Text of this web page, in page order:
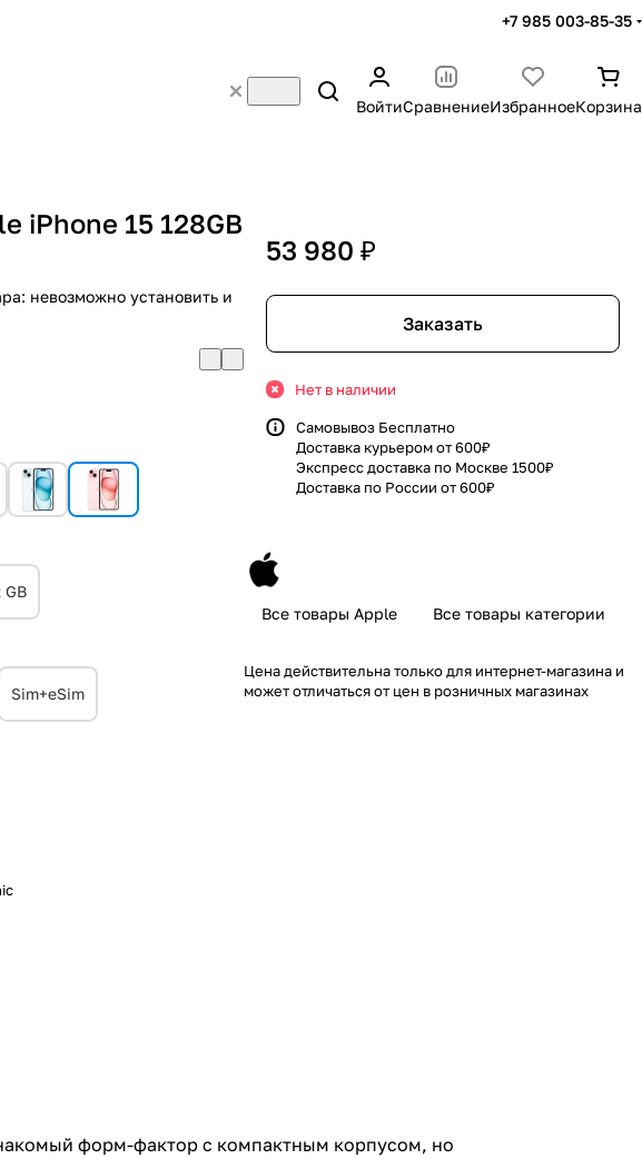
+7 985 003-85-35
ВойтиСравнениеИзбранноеКорзина
iPhone 15 128GB
невозможно установить и
GB
Sim+eSim
53 980 ₽
Заказать
Нет в наличии
Самовывоз Бесплатно
Доставка курьером от 600₽
Экспресс доставка по Москве 1500₽
Доставка по России от 600₽
Все товары Apple Все товары категории
Цена действительна только для интернет-магазина и
может отличаться от цен в розничных магазинах
форм-фактор с компактным корпусом, но